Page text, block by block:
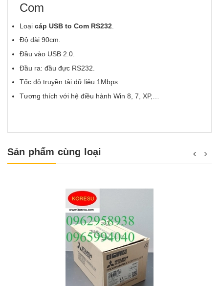
Com
Loại cáp USB to Com RS232
Độ dài 90cm.
Đầu vào USB 2.0.
Đầu ra: đầu đực RS232.
Tốc độ truyền tải dữ liệu 1Mbps.
Tương thích với hệ điều hành Win 8, 7, XP,…
Sản phẩm cùng loại